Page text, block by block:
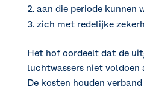
aan die periode kunnen
zich met redelijke
Het hof oordeelt dat de
luchtwassers niet voldoen
De kosten houden